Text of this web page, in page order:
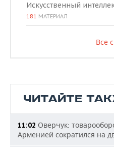
Искусственный
181 МАТЕРИАЛ
Все
ЧИТАЙТЕ
11:02 Оверчук:
Арменией сократился на